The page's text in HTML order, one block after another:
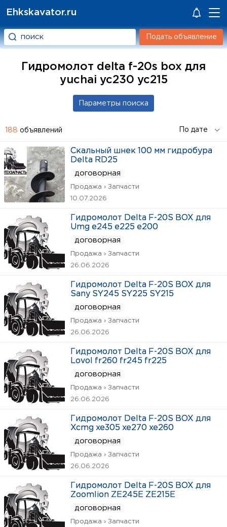
Ehkskavator.ru
Подать объявление
Гидромолот delta f-20s box для
yuchai yc230 yc215
188 объявлений
Скальный шнек 100 мм гидробура
Delta RD25
договорная
Продажа › Запчасти
10.07.2026
Гидромолот Delta F-20S BOX для
Umg e245 e225 e200
договорная
Продажа › Запчасти
26.06.2026
Гидромолот Delta F-20S BOX для
Sany SY245 SY225 SY215
договорная
Продажа › Запчасти
26.06.2026
Гидромолот Delta F-20S BOX для
Lovol fr260 fr245 fr225
договорная
Продажа › Запчасти
26.06.2026
Гидромолот Delta F-20S BOX для
Xcmg xe305 xe270 xe260
договорная
Продажа › Запчасти
26.06.2026
Гидромолот Delta F-20S BOX для
Zoomlion ZE245E ZE215E
договорная
Продажа › Запчасти